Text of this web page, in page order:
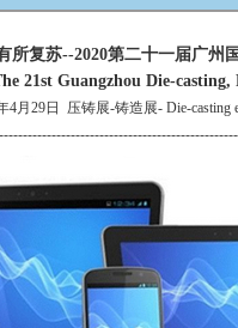
所复苏--2020第二十一届广
21st Guangzhou Die-
4月29日
压铸展-铸造展- Die-casting